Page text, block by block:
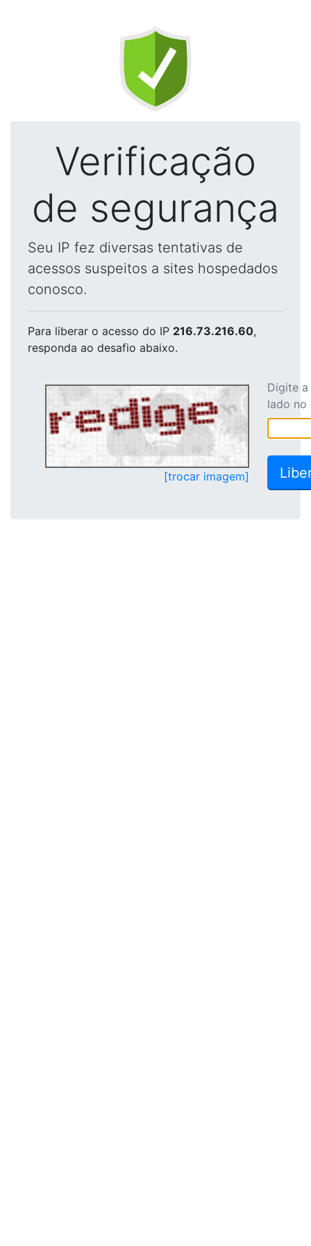
Verificação
de segurança
Seu IP fez diversas tentativas de
acessos suspeitos a sites hospedados
conosco.
Para liberar o acesso do IP 216.73.216.60,
responda ao desafio abaixo.
[trocar imagem]
Digite
lado no